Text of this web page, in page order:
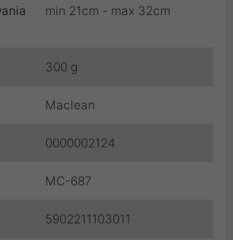
min 21cm - max 32cm
300 g
Maclean
0000002124
MC-687
5902211103011